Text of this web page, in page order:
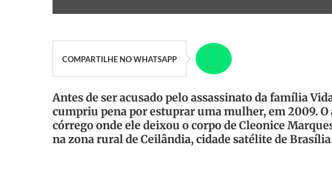
COMPARTILHE NO WHATSAPP
Antes de ser acusado pelo assassinato da família
cumpriu pena por estuprar uma mulher, em 2009.
córrego onde ele deixou o corpo de Cleonice
na zona rural de Ceilândia, cidade satélite de